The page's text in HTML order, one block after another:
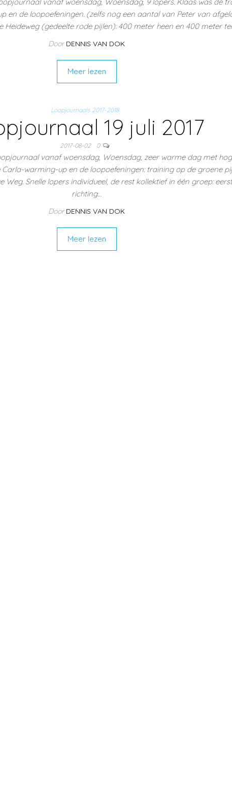
en de loopoefeningen. (zelfs nog een aantal van Peter van
(gedeelte rode pijlen): 400 meter heen en 400 meter
Door DENNIS VAN DOK
Meer lezen
Loopjournaals 2017-2018
19 juli 2017
2017-08-02 0
vanaf woensdag, Woensdag, zeer warme dag met
Carla-warming-up en de loopoefeningen: training op de groene
Weg. Snelle lopers individueel, de rest kollektief in één groep:
richting…
Door DENNIS VAN DOK
Meer lezen